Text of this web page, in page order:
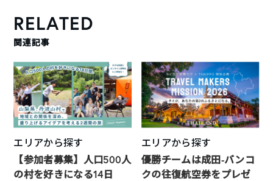
RELATED
関連記事
エリアから探す
【参加者募集】人口500人
の村を好きになる14日
エリアから探す
優勝チームは成田-バンコ
クの往復航空券をプレゼ